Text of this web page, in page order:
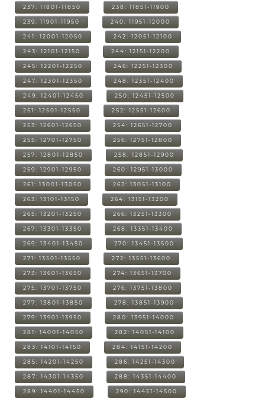
237: 11801-11850 238: 11851-11900
239: 11901-11950 240: 11951-12000
241: 12001-12050 242: 12051-12100
243: 12101-12150 244: 12151-12200
245: 12201-12250 246: 12251-12300
247: 12301-12350 248: 12351-12400
249: 12401-12450 250: 12451-12500
251: 12501-12550 252: 12551-12600
253: 12601-12650 254: 12651-12700
255: 12701-12750 256: 12751-12800
257: 12801-12850 258: 12851-12900
259: 12901-12950 260: 12951-13000
261: 13001-13050 262: 13051-13100
263: 13101-13150 264: 13151-13200
265: 13201-13250 266: 13251-13300
267: 13301-13350 268: 13351-13400
269: 13401-13450 270: 13451-13500
271: 13501-13550 272: 13551-13600
273: 13601-13650 274: 13651-13700
275: 13701-13750 276: 13751-13800
277: 13801-13850 278: 13851-13900
279: 13901-13950 280: 13951-14000
281: 14001-14050 282: 14051-14100
283: 14101-14150 284: 14151-14200
285: 14201-14250 286: 14251-14300
287: 14301-14350 288: 14351-14400
289: 14401-14450 290: 14451-14500